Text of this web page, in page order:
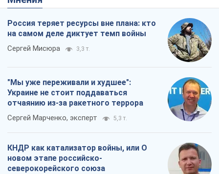
Россия теряет ресурсы вне плана: кто
на самом деле диктует темп войны
Сергей Мисюра 3,3 т.
"Мы уже переживали и худшее":
Украине не стоит поддаваться
отчаянию из-за ракетного террора
Сергей Марченко, эксперт 5,3 т.
КНДР как катализатор войны, или О
новом этапе российско-
северокорейского союза